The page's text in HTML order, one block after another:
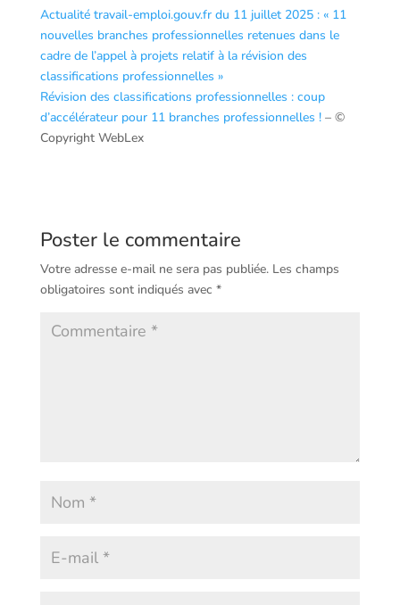
Actualité travail-emploi.gouv.fr du 11 juillet 2025 : « 11
nouvelles branches professionnelles retenues dans le
cadre de l’appel à projets relatif à la révision des
classifications professionnelles »
Révision des classifications professionnelles : coup
d’accélérateur pour 11 branches professionnelles ! – ©
Copyright WebLex
Poster le commentaire
Votre adresse e-mail ne sera pas publiée. Les champs
obligatoires sont indiqués avec *